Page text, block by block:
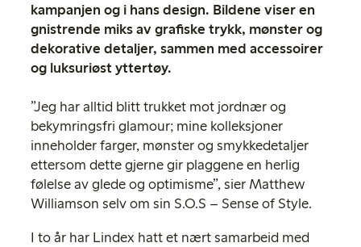
kampanjen og i hans design. Bildene viser en
gnistrende miks av grafiske trykk, mønster og
dekorative detaljer, sammen med accessoirer
og luksuriøst yttertøy.
”Jeg har alltid blitt trukket mot jordnær og
bekymringsfri glamour; mine kolleksjoner
inneholder farger, mønster og smykkedetaljer
ettersom dette gjerne gir plaggene en herlig
følelse av glede og optimisme”, sier Matthew
Williamson selv om sin S.O.S – Sense of Style.
I to år har Lindex hatt et nært samarbeid med